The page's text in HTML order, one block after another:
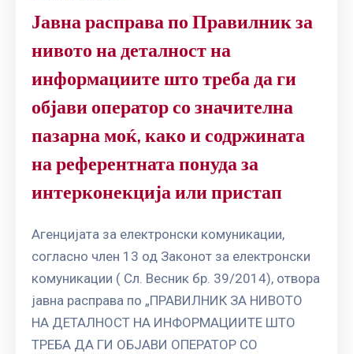
Јавна расправа по Правилник за
нивото на деталност на
информациите што треба да ги
објави оператор со значителна
пазарна моќ, како и содржината
на референтната понуда за
интерконекција или пристап
Агенцијата за електронски комуникации,
согласно член 13 од Законот за електронски
комуникации ( Сл. Весник бр. 39/2014), отвора
јавна расправа по „ПРАВИЛНИК ЗА НИВОТО
НА ДЕТАЛНОСТ НА ИНФОРМАЦИИТЕ ШТО
ТРЕБА ДА ГИ ОБЈАВИ ОПЕРАТОР СО